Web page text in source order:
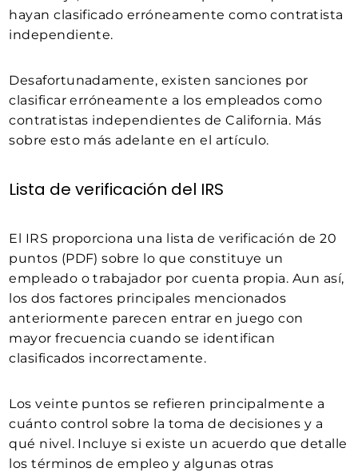
hayan clasificado erróneamente como contratista
independiente.
Desafortunadamente, existen sanciones por
clasificar erróneamente a los empleados como
contratistas independientes de California. Más
sobre esto más adelante en el artículo.
Lista de verificación del IRS
El IRS proporciona una lista de verificación de 20
puntos (PDF) sobre lo que constituye un
empleado o trabajador por cuenta propia. Aun así,
los dos factores principales mencionados
anteriormente parecen entrar en juego con
mayor frecuencia cuando se identifican
clasificados incorrectamente.
Los veinte puntos se refieren principalmente a
cuánto control sobre la toma de decisiones y a
qué nivel. Incluye si existe un acuerdo que detalle
los términos de empleo y algunas otras